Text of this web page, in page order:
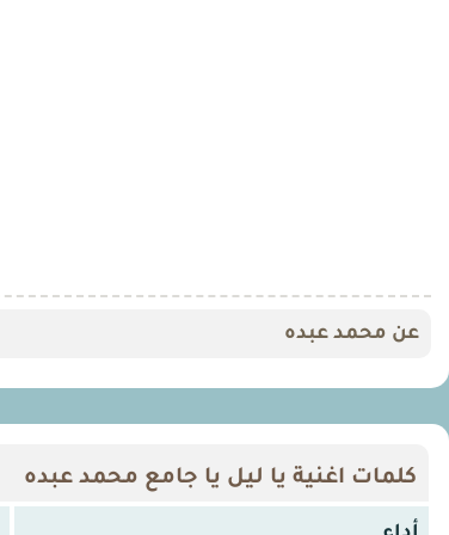
عن محمد عبده
كلمات اغنية يا ليل يا جامع محمد عبده